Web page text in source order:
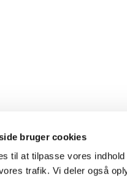
bruger cookies
til at tilpasse vores
trafik. Vi deler også